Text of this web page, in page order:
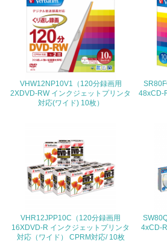
<L1> グリーン購入の取り組み方針を有し、
を行っている
<L2> 購入している製品・サービスの量と
非該当（包装・物流を必要とする業務を行
<L1> 環境負荷ができるだけ小さい包装・
VHW12NP10V1（120分録画用
2XDVD-RW インクジェットプリンタ
対応(ワイド) 10枚）
48xCD-
VHR12JPP10C（120分録画用
16XDVD-R インクジェットプリンタ
対応（ワイド） CPRM対応/ 10枚
4xCD-